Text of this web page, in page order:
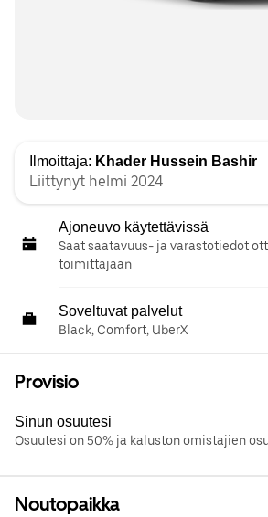
Ilmoittaja: Khader Hussein Bashir
Liittynyt helmi 2024
Ajoneuvo käytettävissä
Saat saatavuus- ja varastotiedot
toimittajaan
Soveltuvat palvelut
Black, Comfort, UberX
Provisio
Sinun osuutesi
Osuutesi on 50% ja kaluston omistajien
Noutopaikka